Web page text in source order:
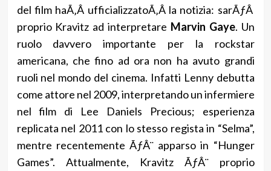
del film haÃ‚Â ufficializzatoÃ‚Â la notizia: sarÃƒÂ
proprio Kravitz ad interpretare Marvin Gaye. Un
ruolo davvero importante per la rockstar
americana, che fino ad ora non ha avuto grandi
ruoli nel mondo del cinema. Infatti Lenny debutta
come attore nel 2009, interpretando un infermiere
nel film di Lee Daniels Precious; esperienza
replicata nel 2011 con lo stesso regista in “Selma”,
mentre recentemente ÃƒÂ¨ apparso in “Hunger
Games”. Attualmente, Kravitz ÃƒÂ¨ proprio